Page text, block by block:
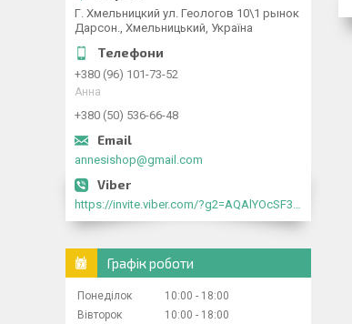
Г. Хмельницкий ул. Геологов 10\1 рынок
Дарсон., Хмельницький, Україна
+380 (96) 101-73-52
Анна
+380 (50) 536-66-48
annesishop@gmail.com
https://invite.viber.com/?g2=AQAlYOcSF30rb0kdJdojYDWtk4sNE5eWPg2Om5jJmRlpJwnTwfwnCzMMxer2vioZ"
Графік роботи
Понеділок 10:00
18:00
Вівторок
10:00 18:00